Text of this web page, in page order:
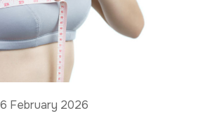
6 February 2026